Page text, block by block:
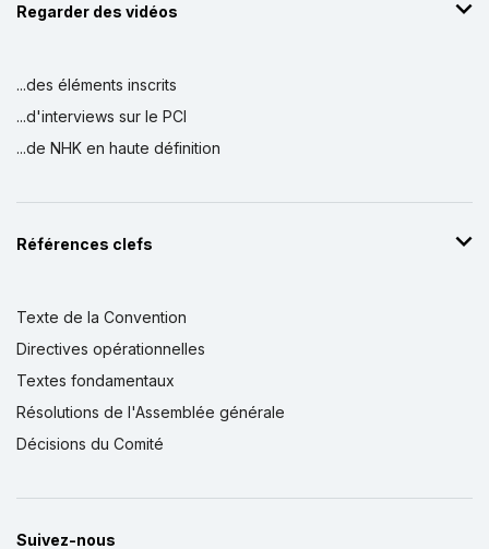
Regarder des vidéos
...des éléments inscrits
...d'interviews sur le PCI
...de NHK en haute définition
Références clefs
Texte de la Convention
Directives opérationnelles
Textes fondamentaux
Résolutions de l'Assemblée générale
Décisions du Comité
Suivez-nous